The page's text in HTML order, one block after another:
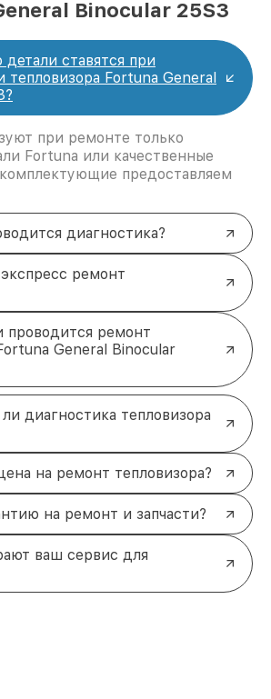
Binocular 25S3
ставятся при
тепловизора Fortuna General
при ремонте только
Fortuna или качественные
предоставляем
диагностика?
ремонт
проводится ремонт
General Binocular
диагностика тепловизора
на ремонт тепловизора?
на ремонт и запчасти?
ваш сервис для